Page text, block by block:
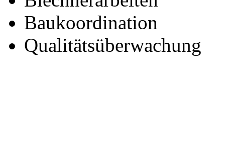
Baukoordination
Qualitätsüberwachung